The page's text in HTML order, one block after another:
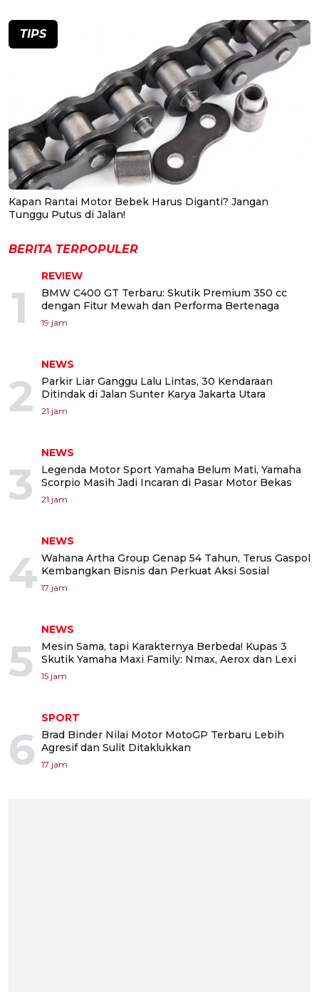
TIPS
Kapan Rantai Motor Bebek Harus Diganti? Jangan
Tunggu Putus di Jalan!
BERITA TERPOPULER
1
REVIEW
BMW C400 GT Terbaru: Skutik Premium 350 cc
dengan Fitur Mewah dan Performa Bertenaga
19 jam
2
NEWS
Parkir Liar Ganggu Lalu Lintas, 30 Kendaraan
Ditindak di Jalan Sunter Karya Jakarta Utara
21 jam
3
NEWS
Legenda Motor Sport Yamaha Belum Mati, Yamaha
Scorpio Masih Jadi Incaran di Pasar Motor Bekas
21 jam
4
NEWS
Wahana Artha Group Genap 54 Tahun, Terus Gaspol
Kembangkan Bisnis dan Perkuat Aksi Sosial
17 jam
5
NEWS
Mesin Sama, tapi Karakternya Berbeda! Kupas 3
Skutik Yamaha Maxi Family: Nmax, Aerox dan Lexi
15 jam
6
SPORT
Brad Binder Nilai Motor MotoGP Terbaru Lebih
Agresif dan Sulit Ditaklukkan
17 jam